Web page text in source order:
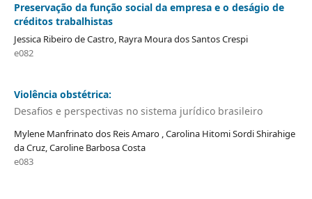
Preservação da função social da empresa e o deságio de
créditos trabalhistas
Jessica Ribeiro de Castro, Rayra Moura dos Santos Crespi
e082
Violência obstétrica:
Desafios e perspectivas no sistema jurídico brasileiro
Mylene Manfrinato dos Reis Amaro , Carolina Hitomi Sordi Shirahige
da Cruz, Caroline Barbosa Costa
e083